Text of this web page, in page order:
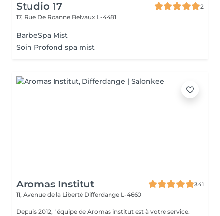
Studio 17
2
17, Rue De Roanne Belvaux L-4481
BarbeSpa Mist
Soin Profond spa mist
Aromas Institut
341
11, Avenue de la Liberté Differdange L-4660
Depuis 2012, l'équipe de Aromas institut est à votre service.